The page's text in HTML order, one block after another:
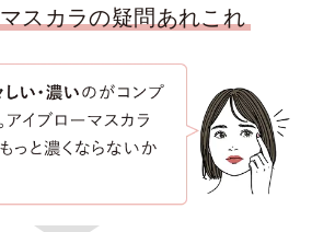
スカラの疑問あれこれ